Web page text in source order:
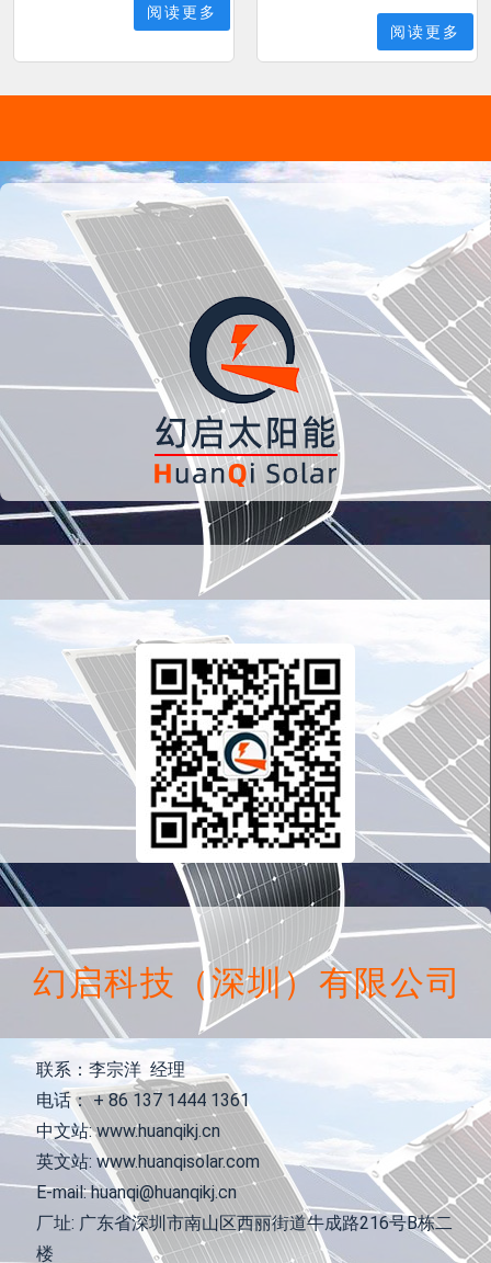
阅读更多
阅读更多
幻启科技（深圳）有限公司
联系：李宗洋 经理
电话： + 86 137 1444 1361
中文站: www.huanqikj.cn
英文站: www.huanqisolar.com
E-mail: huanqi@huanqikj.cn
厂址: 广东省深圳市南山区西丽街道牛成路216号B栋二
楼